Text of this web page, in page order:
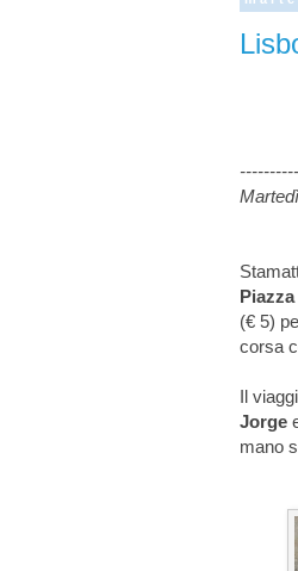
(€ 5)
corsa
Il
Jorge
mano